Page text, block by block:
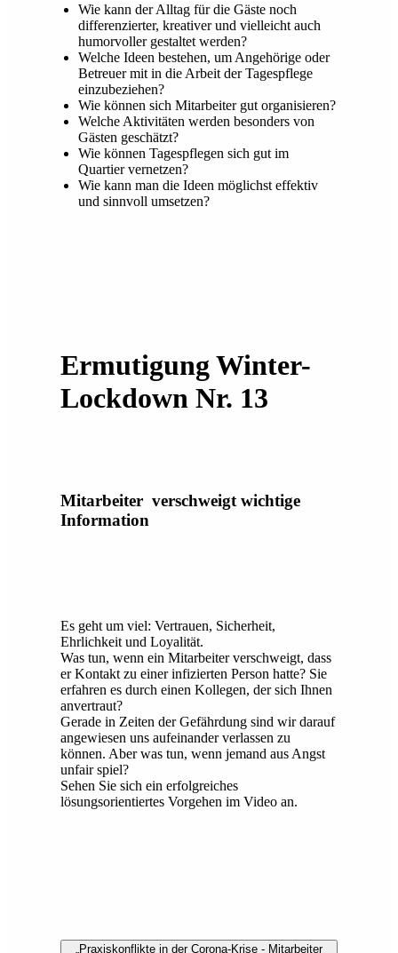
Wie kann der Alltag für die Gäste noch
differenzierter, kreativer und vielleicht auch
humorvoller gestaltet werden?
Welche Ideen bestehen, um Angehörige oder
Betreuer mit in die Arbeit der Tagespflege
einzubeziehen?
Wie können sich Mitarbeiter gut organisieren?
Welche Aktivitäten werden besonders von
Gästen geschätzt?
Wie können Tagespflegen sich gut im
Quartier vernetzen?
Wie kann man die Ideen möglichst effektiv
und sinnvoll umsetzen?
Ermutigung Winter-
Lockdown Nr. 13
Mitarbeiter verschweigt wichtige
Information
Es geht um viel: Vertrauen, Sicherheit,
Ehrlichkeit und Loyalität.
Was tun, wenn ein Mitarbeiter verschweigt, dass
er Kontakt zu einer infizierten Person hatte? Sie
erfahren es durch einen Kollegen, der sich Ihnen
anvertraut?
Gerade in Zeiten der Gefährdung sind wir darauf
angewiesen uns aufeinander verlassen zu
können. Aber was tun, wenn jemand aus Angst
unfair spiel?
Sehen Sie sich ein erfolgreiches
lösungsorientiertes Vorgehen im Video an.
„Praxiskonflikte in der Corona-Krise - Mitarbeiter